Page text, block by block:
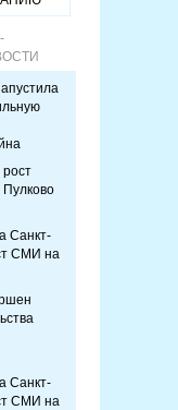
Пулково
Санкт-
СМИ на
Санкт-
СМИ на